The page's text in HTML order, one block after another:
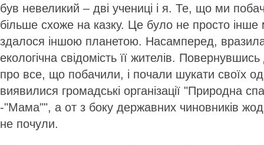
був невеликий – дві учениці і я. Те, що ми
більше схоже на казку. Це було не просто інше
здалося іншою планетою. Насамперед, вразила
екологічна свідомість її жителів.
про все, що побачили, і почали шукати своїх
виявилися громадські організації "Природна
-"Мама"", а от з боку державних чиновників
не почули.